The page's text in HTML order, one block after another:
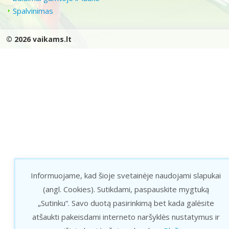
Spalvinimas
© 2026 vaikams.lt
Informuojame, kad šioje svetainėje naudojami slapukai
(angl. Cookies). Sutikdami, paspauskite mygtuką
„Sutinku“. Savo duotą pasirinkimą bet kada galėsite
atšaukti pakeisdami interneto naršyklės nustatymus ir